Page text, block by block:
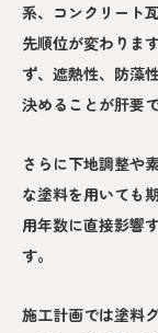
系、コンクリート
先順位が変わりま
ず、遮熱性、防藻
決めることが肝要で
さらに下地調整や
な塗料を用いても
用年数に直接影響
す。
施工計画では塗料